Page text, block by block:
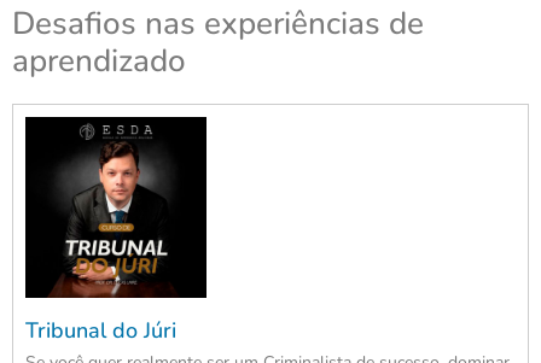
Desafios nas experiências de
aprendizado
Tribunal do Júri